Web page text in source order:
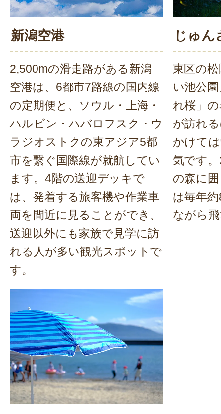
新潟空港
2,500mの滑走路がある新潟
空港は、6都市7路線の国内線
の定期便と、ソウル・上海・
ハルビン・ハバロフスク・ウ
ラジオストクの東アジア5都
市を繋ぐ国際線が就航してい
ます。4階の送迎デッキで
は、発着する旅客機や作業車
両を間近に見ることができ、
送迎以外にも家族で見学に訪
れる人が多い観光スポットで
す。
じゅん
東区の
い池公
れ桜」
が訪れ
かけて
気です
の森に
は毎年
ながら